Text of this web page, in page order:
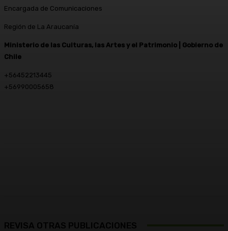
Encargada de Comunicaciones
Región de La Araucanía
Ministerio de las Culturas, las Artes y el Patrimonio | Gobierno de
Chile
+56452213445
+56990005658
REVISA OTRAS PUBLICACIONES